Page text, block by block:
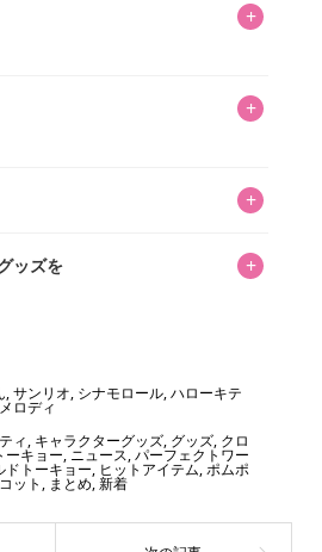
プできます。
を超えるほぼすべての写真も、1枚
で撮影したものです。さらに、10
点の新商品を選定・購入する編集
ています。
+
していません。編集長KOSが最終確
ています。
+
証します。なお、記事内に価格は
できないからです。
+
ッズを
+
ィなキャラクターやアニメキャラ
まれたばかりの新しいキャラクタ
届けすることも、私たちの使命の
,サンリオ, シナモロール,ハローキテ
ロディ
ィ, キャラクターグッズ, グッズ, クロ
ーキョー,ニュース,パーフェクトワー
ドトーキョー, ヒットアイテム,ポムポ
ット , まとめ,新着